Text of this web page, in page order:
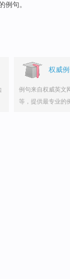
例句。
权威
例句来自权威英文
等，提供最专业的